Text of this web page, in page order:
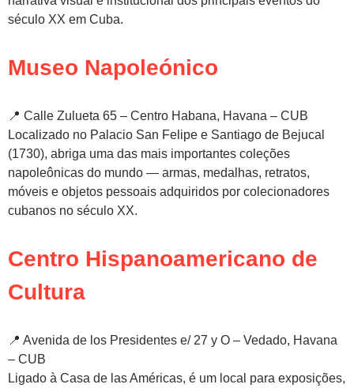
século XX em Cuba.
Museo Napoleónico
📍 Calle Zulueta 65 – Centro Habana, Havana – CUB
Localizado no Palacio San Felipe e Santiago de Bejucal
(1730), abriga uma das mais importantes coleções
napoleônicas do mundo — armas, medalhas, retratos,
móveis e objetos pessoais adquiridos por colecionadores
cubanos no século XX.
Centro Hispanoamericano de
Cultura
📍 Avenida de los Presidentes e/ 27 y O – Vedado, Havana
– CUB
Ligado à Casa de las Américas, é um local para exposições,